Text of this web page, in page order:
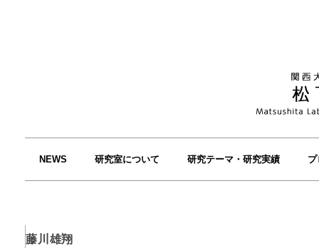
NEWS 研究室について 研究テーマ・研究実績
藤川雄翔